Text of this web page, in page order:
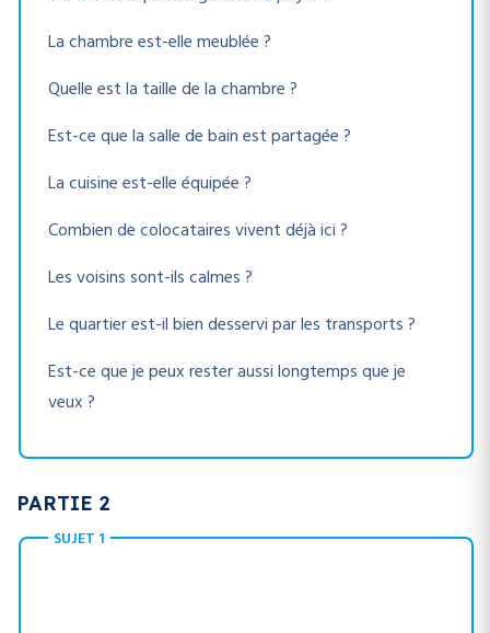
La chambre est-elle meublée ?
Quelle est la taille de la chambre ?
Est-ce que la salle de bain est partagée ?
La cuisine est-elle équipée ?
Combien de colocataires vivent déjà ici ?
Les voisins sont-ils calmes ?
Le quartier est-il bien desservi par les transports ?
Est-ce que je peux rester aussi longtemps que je
veux ?
PARTIE 2
SUJET 1